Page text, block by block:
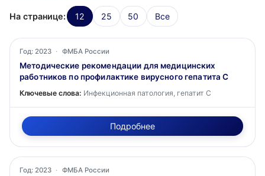
На странице: 12 25 50 Все
Год: 2023 · ФМБА России
Методические рекомендации для медицинских
работников по профилактике вирусного гепатита С
Ключевые слова: Инфекционная патология, гепатит С
Подробнее
Год: 2023 · ФМБА России